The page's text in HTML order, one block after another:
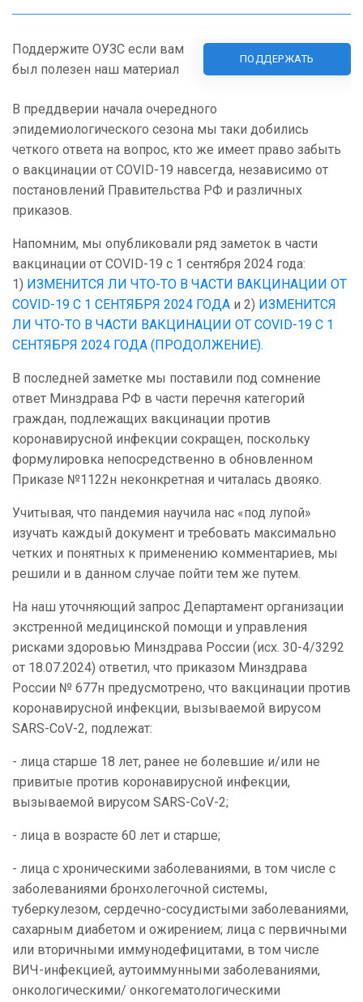
Поддержите ОУЗС если вам
был полезен наш материал
ПОДДЕРЖАТЬ
В преддверии начала очередного
эпидемиологического сезона мы таки добились
четкого ответа на вопрос, кто же имеет право забыть
о вакцинации от COVID-19 навсегда, независимо от
постановлений Правительства РФ и различных
приказов.
Напомним, мы опубликовали ряд заметок в части
вакцинации от COVID-19 с 1 сентября 2024 года:
1) ИЗМЕНИТСЯ ЛИ ЧТО-ТО В ЧАСТИ ВАКЦИНАЦИИ ОТ
COVID-19 С 1 СЕНТЯБРЯ 2024 ГОДА и 2) ИЗМЕНИТСЯ
ЛИ ЧТО-ТО В ЧАСТИ ВАКЦИНАЦИИ ОТ COVID-19 С 1
СЕНТЯБРЯ 2024 ГОДА (ПРОДОЛЖЕНИЕ).
В последней заметке мы поставили под сомнение
ответ Минздрава РФ в части перечня категорий
граждан, подлежащих вакцинации против
коронавирусной инфекции сокращен, поскольку
формулировка непосредственно в обновленном
Приказе №1122н неконкретная и читалась двояко.
Учитывая, что пандемия научила нас «под лупой»
изучать каждый документ и требовать максимально
четких и понятных к применению комментариев, мы
решили и в данном случае пойти тем же путем.
На наш уточняющий запрос Департамент организации
экстренной медицинской помощи и управления
рисками здоровью Минздрава России (исх. 30-4/3292
от 18.07.2024) ответил, что приказом Минздрава
России № 677н предусмотрено, что вакцинации против
коронавирусной инфекции, вызываемой вирусом
SARS-CoV-2, подлежат:
- лица старше 18 лет, ранее не болевшие и/или не
привитые против коронавирусной инфекции,
вызываемой вирусом SARS-CoV-2;
- лица в возрасте 60 лет и старше;
- лица с хроническими заболеваниями, в том числе с
заболеваниями бронхолегочной системы,
туберкулезом, сердечно-сосудистыми заболеваниями,
сахарным диабетом и ожирением; лица с первичными
или вторичными иммунодефицитами, в том числе
ВИЧ-инфекцией, аутоиммунными заболеваниями,
онкологическими/ онкогематологическими